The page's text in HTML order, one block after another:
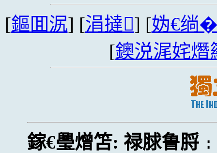
[鏂囬泦] [涓撻] [妫€绱
[鐭涚浘姹熸
鎵€璺熷笘: 禄脙鲁脟